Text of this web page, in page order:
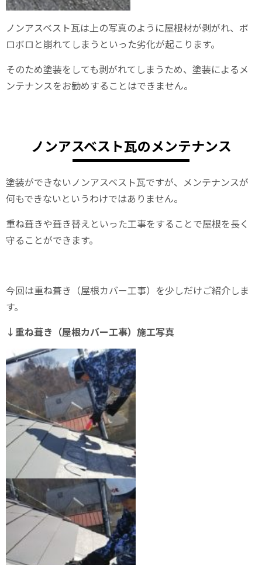
ノンアスベスト瓦は上の写真のように屋根材が剥がれ、ボ
ロボロと崩れてしまうといった劣化が起こります。
そのため塗装をしても剥がれてしまうため、塗装によるメ
ンテナンスをお勧めすることはできません。
ノンアスベスト瓦のメンテナンス
塗装ができないノンアスベスト瓦ですが、メンテナンスが
何もできないというわけではありません。
重ね葺きや葺き替えといった工事をすることで屋根を長く
守ることができます。
今回は重ね葺き（屋根カバー工事）を少しだけご紹介しま
す。
↓重ね葺き（屋根カバー工事）施工写真